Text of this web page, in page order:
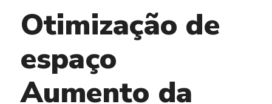
Otimização de
espaço
Aumento da